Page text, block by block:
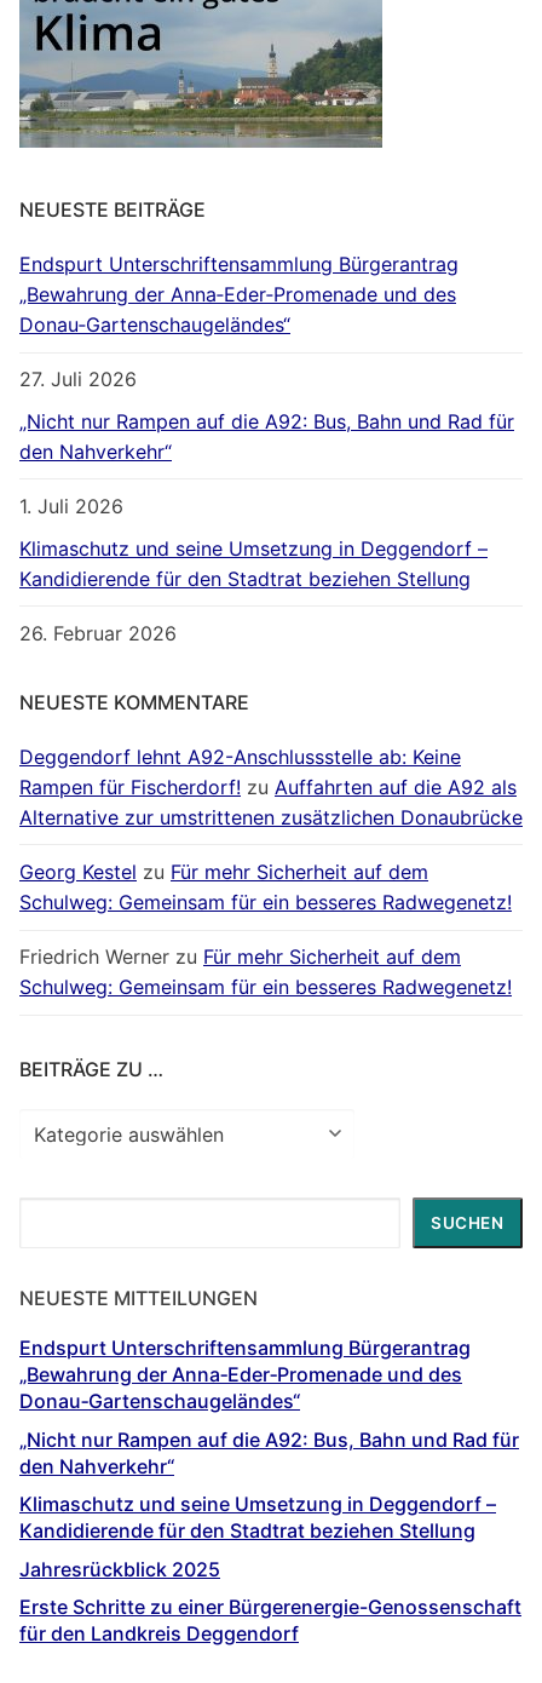
NEUESTE BEITRÄGE
Endspurt Unterschriftensammlung Bürgerantrag
„Bewahrung der Anna‐Eder‐Promenade und des
Donau‐Gartenschaugeländes“
27. Juli 2026
„Nicht nur Rampen auf die A92: Bus, Bahn und Rad für
den Nahverkehr“
1. Juli 2026
Klimaschutz und seine Umsetzung in Deggendorf –
Kandidierende für den Stadtrat beziehen Stellung
26. Februar 2026
NEUESTE KOMMENTARE
Deggendorf lehnt A92-Anschlussstelle ab: Keine
Rampen für Fischerdorf! zu Auffahrten auf die A92 als
Alternative zur umstrittenen zusätzlichen Donaubrücke
Georg Kestel zu Für mehr Sicherheit auf dem
Schulweg: Gemeinsam für ein besseres Radwegenetz!
Friedrich Werner zu Für mehr Sicherheit auf dem
Schulweg: Gemeinsam für ein besseres Radwegenetz!
BEITRÄGE ZU …
Beiträge
SUCHEN
NEUESTE MITTEILUNGEN
Endspurt Unterschriftensammlung Bürgerantrag
„Bewahrung der Anna‐Eder‐Promenade und des
Donau‐Gartenschaugeländes“
„Nicht nur Rampen auf die A92: Bus, Bahn und Rad für
den Nahverkehr“
Klimaschutz und seine Umsetzung in Deggendorf –
Kandidierende für den Stadtrat beziehen Stellung
Jahresrückblick 2025
Erste Schritte zu einer Bürgerenergie-Genossenschaft
für den Landkreis Deggendorf